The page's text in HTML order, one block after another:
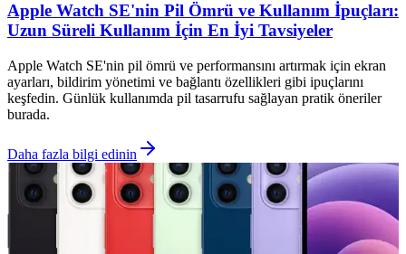
Apple Watch SE'nin Pil Ömrü ve Kullanım İpuçları:
Uzun Süreli Kullanım İçin En İyi Tavsiyeler
Apple Watch SE'nin pil ömrü ve performansını artırmak için ekran
ayarları, bildirim yönetimi ve bağlantı özellikleri gibi ipuçlarını
keşfedin. Günlük kullanımda pil tasarrufu sağlayan pratik öneriler
burada.
Daha fazla bilgi edinin